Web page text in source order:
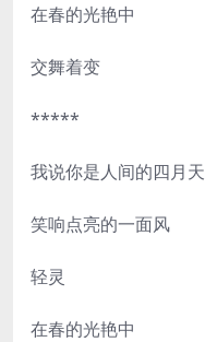
在春的光艳中
交舞着变
*****
我说你是人间的四月天
笑响点亮的一面风
轻灵
在春的光艳中